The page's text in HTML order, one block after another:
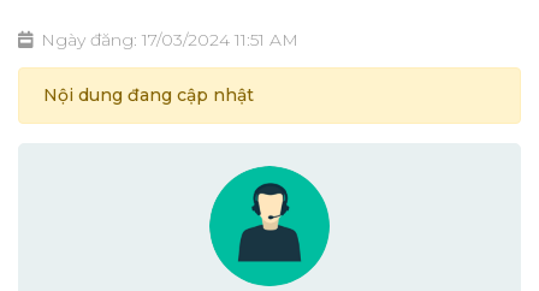
Ngày đăng: 17/03/2024 11:51 AM
Nội dung đang cập nhật